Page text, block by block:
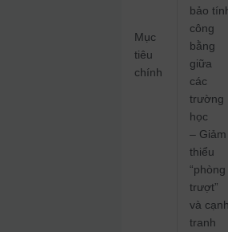
Mục
tiêu
chính
bảo
công
bằng
giữa
các
trường
học
– Giảm
thiểu
“phòng
trượt”
và cạnh
tranh